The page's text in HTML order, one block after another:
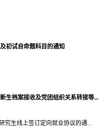
初试自命题科目的通知
生档案接收及党团组织关系转接等...
究生线上签订定向就业协议的通...